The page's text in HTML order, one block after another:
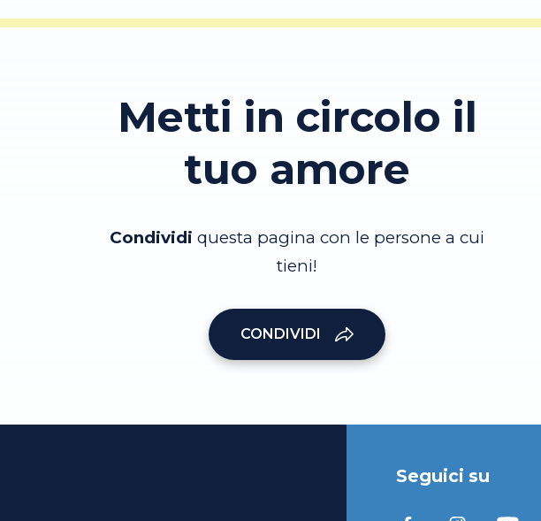
Metti in circolo il
tuo amore
Condividi questa pagina con le persone a cui
tieni!
CONDIVIDI
Seguici su